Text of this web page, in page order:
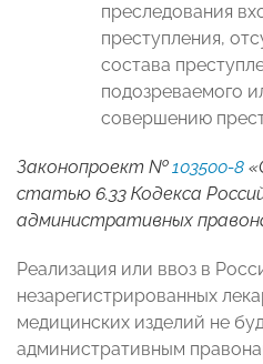
преследования
преступления,
состава
подозреваемого
совершению
Законопроект №103500-8
статью 6.33 Кодекса
административных
Реализация или ввоз в
незарегистрированных
медицинских изделий не
административным